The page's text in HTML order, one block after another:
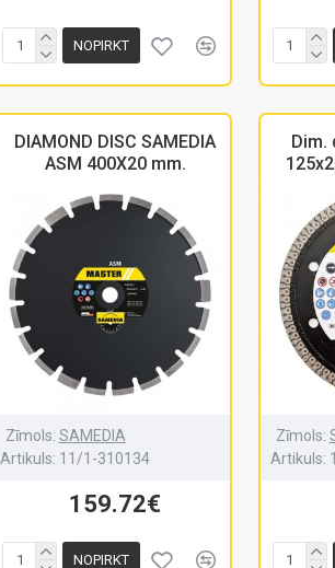
NOPIRKT
DIAMOND DISC SAMEDIA
ASM 400X20 mm.
Zīmols: SAMEDIA
Artikuls: 11/1-310134
159.72€
NOPIRKT
Dim.
Zīmols:
Artikuls: